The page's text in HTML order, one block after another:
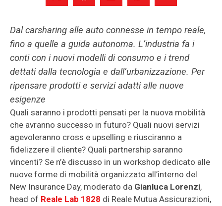
Dal carsharing alle auto connesse in tempo reale,
fino a quelle a guida autonoma. L’industria fa i
conti con i nuovi modelli di consumo e i trend
dettati dalla tecnologia e dall’urbanizzazione. Per
ripensare prodotti e servizi adatti alle nuove
esigenze
Quali saranno i prodotti pensati per la nuova mobilità
che avranno successo in futuro? Quali nuovi servizi
agevoleranno cross e upselling e riusciranno a
fidelizzere il cliente? Quali partnership saranno
vincenti? Se n’è discusso in un workshop dedicato alle
nuove forme di mobilità organizzato all’interno del
New Insurance Day, moderato da Gianluca Lorenzi,
head of Reale Lab 1828 di Reale Mutua Assicurazioni,